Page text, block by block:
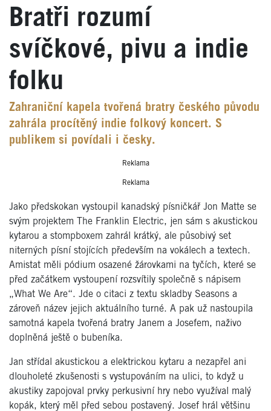
Bratři rozumí
svíčkové, pivu a indie
folku
Zahraniční kapela tvořená bratry českého původu
zahrála procítěný indie folkový koncert. S
publikem si povídali i česky.
Reklama
Reklama
Jako předskokan vystoupil kanadský písničkář Jon Matte se
svým projektem The Franklin Electric, jen sám s akustickou
kytarou a stompboxem zahrál krátký, ale působivý set
niterných písní stojících především na vokálech a textech.
Amistat měli pódium osazené žárovkami na tyčích, které se
před začátkem vystoupení rozsvítily společně s nápisem
„What We Are“. Jde o citaci z textu skladby Seasons a
zároveň název jejich aktuálního turné. A pak už nastoupila
samotná kapela tvořená bratry Janem a Josefem, naživo
doplněná ještě o bubeníka.
Jan střídal akustickou a elektrickou kytaru a nezapřel ani
dlouholeté zkušenosti s vystupováním na ulici, to když u
akustiky zapojoval prvky perkusivní hry nebo využíval malý
kopák, který měl před sebou postavený. Josef hrál většinu